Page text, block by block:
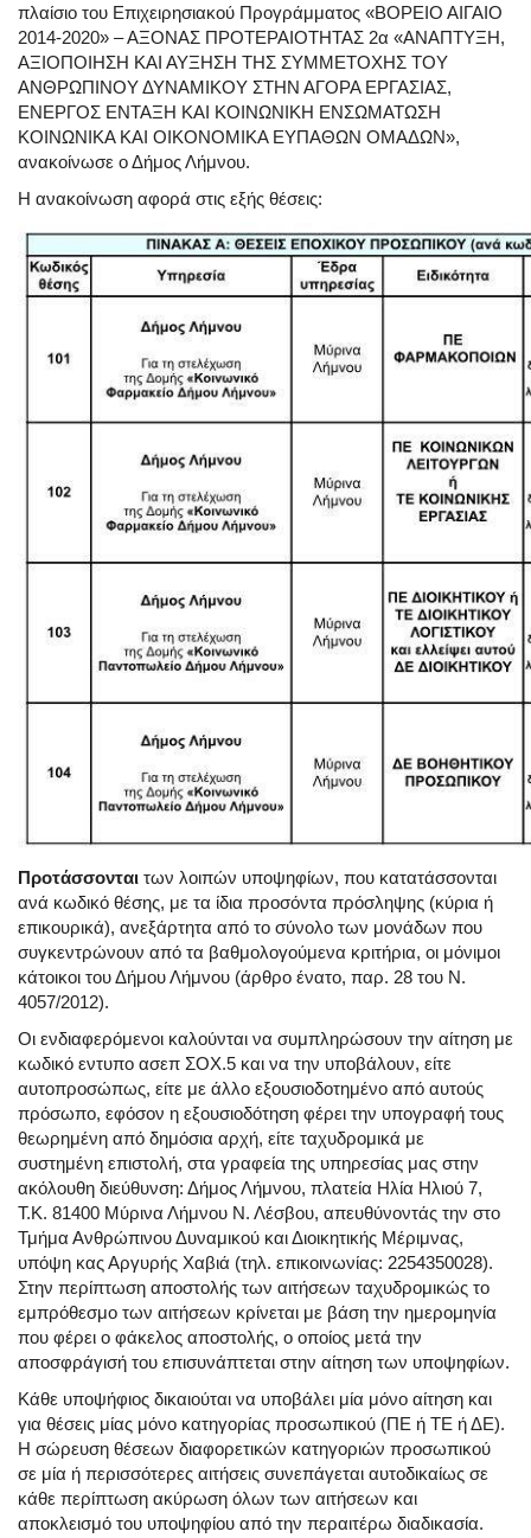
πλαίσιο του Επιχειρησιακού Προγράμματος «ΒΟΡΕΙΟ ΑΙΓΑΙΟ
2014-2020» – ΑΞΟΝΑΣ ΠΡΟΤΕΡΑΙΟΤΗΤΑΣ 2α «ΑΝΑΠΤΥΞΗ,
ΑΞΙΟΠΟΙΗΣΗ ΚΑΙ ΑΥΞΗΣΗ ΤΗΣ ΣΥΜΜΕΤΟΧΗΣ ΤΟΥ
ΑΝΘΡΩΠΙΝΟΥ ΔΥΝΑΜΙΚΟΥ ΣΤΗΝ ΑΓΟΡΑ ΕΡΓΑΣΙΑΣ,
ΕΝΕΡΓΟΣ ΕΝΤΑΞΗ ΚΑΙ ΚΟΙΝΩΝΙΚΗ ΕΝΣΩΜΑΤΩΣΗ
ΚΟΙΝΩΝΙΚΑ ΚΑΙ ΟΙΚΟΝΟΜΙΚΑ ΕΥΠΑΘΩΝ ΟΜΑΔΩΝ»,
ανακοίνωσε ο Δήμος Λήμνου.
Η ανακοίνωση αφορά στις εξής θέσεις:
Προτάσσονται των λοιπών υποψηφίων, που κατατάσσονται
ανά κωδικό θέσης, με τα ίδια προσόντα πρόσληψης (κύρια ή
επικουρικά), ανεξάρτητα από το σύνολο των μονάδων που
συγκεντρώνουν από τα βαθμολογούμενα κριτήρια, οι μόνιμοι
κάτοικοι του Δήμου Λήμνου (άρθρο ένατο, παρ. 28 του Ν.
4057/2012).
Οι ενδιαφερόμενοι καλούνται να συμπληρώσουν την αίτηση με
κωδικό εντυπο ασεπ ΣΟΧ.5 και να την υποβάλουν, είτε
αυτοπροσώπως, είτε με άλλο εξουσιοδοτημένο από αυτούς
πρόσωπο, εφόσον η εξουσιοδότηση φέρει την υπογραφή τους
θεωρημένη από δημόσια αρχή, είτε ταχυδρομικά με
συστημένη επιστολή, στα γραφεία της υπηρεσίας μας στην
ακόλουθη διεύθυνση: Δήμος Λήμνου, πλατεία Ηλία Ηλιού 7,
Τ.Κ. 81400 Μύρινα Λήμνου Ν. Λέσβου, απευθύνοντάς την στο
Τμήμα Ανθρώπινου Δυναμικού και Διοικητικής Μέριμνας,
υπόψη κας Αργυρής Χαβιά (τηλ. επικοινωνίας: 2254350028).
Στην περίπτωση αποστολής των αιτήσεων ταχυδρομικώς το
εμπρόθεσμο των αιτήσεων κρίνεται με βάση την ημερομηνία
που φέρει ο φάκελος αποστολής, ο οποίος μετά την
αποσφράγισή του επισυνάπτεται στην αίτηση των υποψηφίων.
Κάθε υποψήφιος δικαιούται να υποβάλει μία μόνο αίτηση και
για θέσεις μίας μόνο κατηγορίας προσωπικού (ΠΕ ή ΤΕ ή ΔΕ).
Η σώρευση θέσεων διαφορετικών κατηγοριών προσωπικού
σε μία ή περισσότερες αιτήσεις συνεπάγεται αυτοδικαίως σε
κάθε περίπτωση ακύρωση όλων των αιτήσεων και
αποκλεισμό του υποψηφίου από την περαιτέρω διαδικασία.